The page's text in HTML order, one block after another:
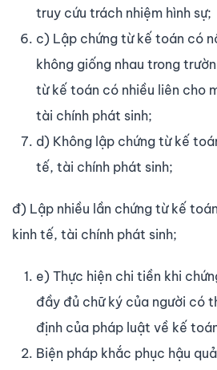
truy cứu trách nhiệm hình sự;
c) Lập chứng từ kế toán có
không giống nhau trong
từ kế toán có nhiều liên cho
tài chính phát sinh;
d) Không lập chứng từ kế
tế, tài chính phát sinh;
đ) Lập nhiều lần chứng từ kế
kinh tế, tài chính phát sinh;
e) Thực hiện chi tiền khi
đầy đủ chữ ký của người có
định của pháp luật về kế
Biện pháp khắc phục hậu